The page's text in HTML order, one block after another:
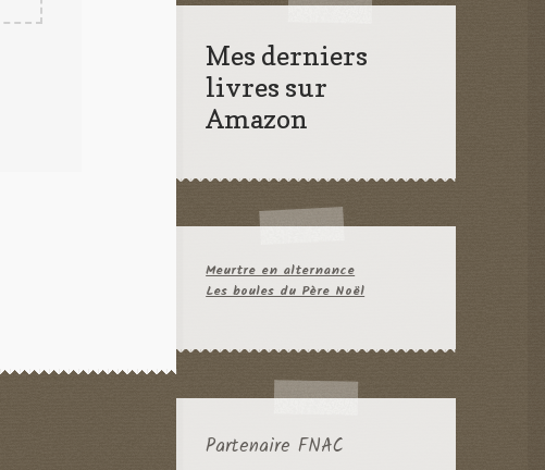
Mes derniers
livres sur
Amazon
Meurtre en alternance
Les boules du Père Noël
Partenaire FNAC